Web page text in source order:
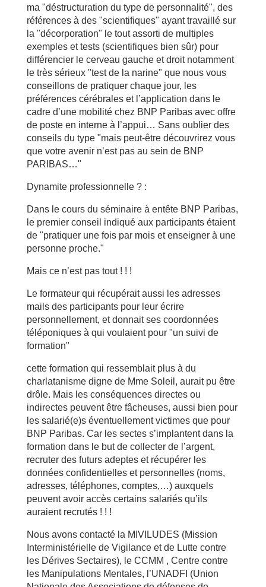
ma "déstructuration du type de personnalité", des
références à des "scientifiques" ayant travaillé sur
la "décorporation" le tout assorti de multiples
exemples et tests (scientifiques bien sûr) pour
différencier le cerveau gauche et droit notamment
le très sérieux "test de la narine" que nous vous
conseillons de pratiquer chaque jour, les
préférences cérébrales et l’application dans le
cadre d’une mobilité chez BNP Paribas avec offre
de poste en interne à l’appui… Sans oublier des
conseils du type "mais peut-être découvrirez vous
que votre avenir n’est pas au sein de BNP
PARIBAS…"
Dynamite professionnelle ? :
Dans le cours du séminaire à entête BNP Paribas,
le premier conseil indiqué aux participants étaient
de "pratiquer une fois par mois et enseigner à une
personne proche."
Mais ce n’est pas tout ! ! !
Le formateur qui récupérait aussi les adresses
mails des participants pour leur écrire
personnellement, et donnait ses coordonnées
téléponiques à qui voulaient pour "un suivi de
formation"
cette formation qui ressemblait plus à du
charlatanisme digne de Mme Soleil, aurait pu être
drôle. Mais les conséquences directes ou
indirectes peuvent être fâcheuses, aussi bien pour
les salarié(e)s éventuellement victimes que pour
BNP Paribas. Car les sectes s’implantent dans la
formation dans le but de collecter de l’argent,
recruter des futurs adeptes et récupérer les
données confidentielles et personnelles (noms,
adresses, téléphones, comptes,…) auxquels
peuvent avoir accès certains salariés qu’ils
auraient recrutés ! ! !
Nous avons contacté la MIVILUDES (Mission
Interministérielle de Vigilance et de Lutte contre
les Dérives Sectaires), le CCMM , Centre contre
les Manipulations Mentales, l’UNADFI (Union